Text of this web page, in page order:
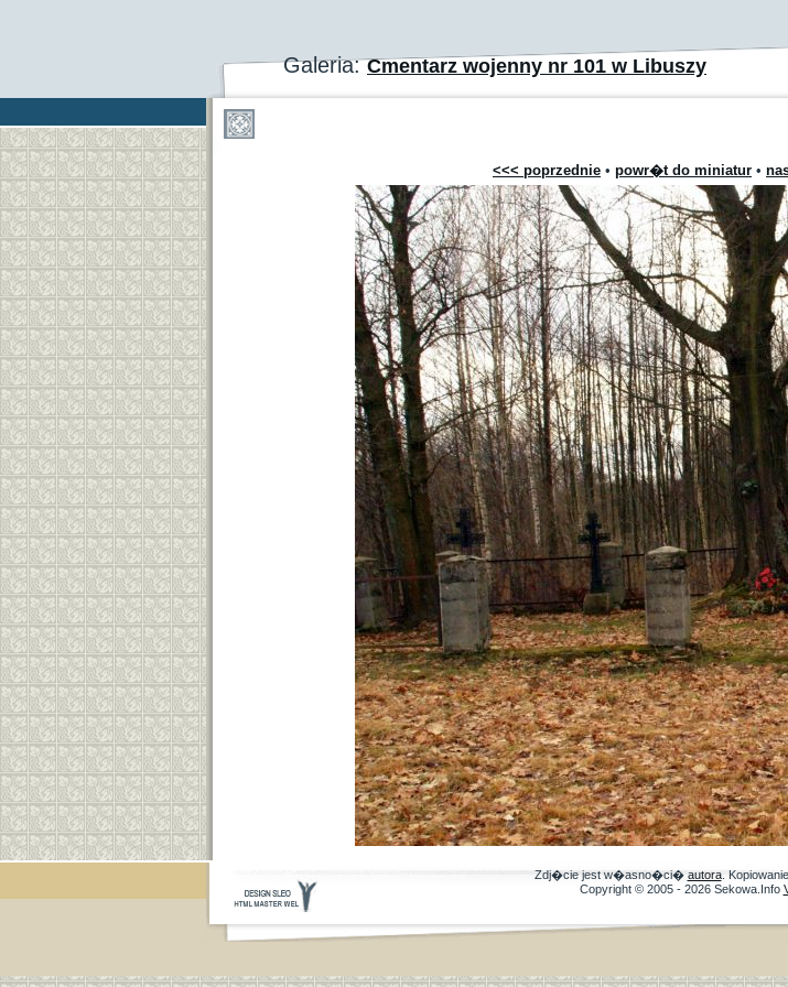
Galeria:Cmentarz wojenny nr 101 w Libuszy
<<< poprzednie • powr�t do miniatur •
Zdj�cie jest w�asno�ci� autora.
Copyright © 2005 - 2026 Sekowa.Info